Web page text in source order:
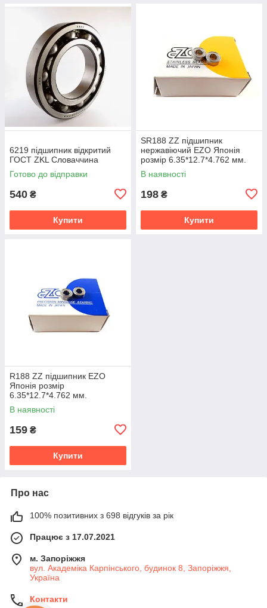
6219 підшипник відкритий
ГОСТ ZKL Словаччина
Готово до відправки
540 ₴
Купити
SR188 ZZ підшипник
нержавіючий EZO Японія
розмір 6.35*12.7*4.762 мм.
В наявності
198 ₴
Купити
R188 ZZ підшипник EZO
Японія розмір
6.35*12.7*4.762 мм.
В наявності
159 ₴
Купити
Про нас
100% позитивних з 698 відгуків за рік
Працює з 17.07.2021
м. Запоріжжя
вул. Академіка Карпінського, будинок 8, Запоріжжя,
Україна
Контакти